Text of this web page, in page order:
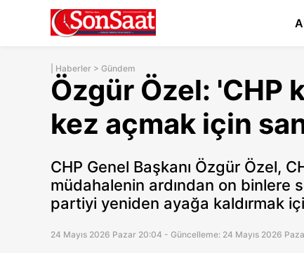
Haberler > Gündem
Özgür Özel: 'CHP
kez açmak için
CHP Genel Başkanı Özgür Özel,
müdahalenin ardından on binlere
partiyi yeniden ayağa kaldırmak
24 Mayıs 2026 Pazar 20:04 - Güncelleme: 24 Mayıs 2026